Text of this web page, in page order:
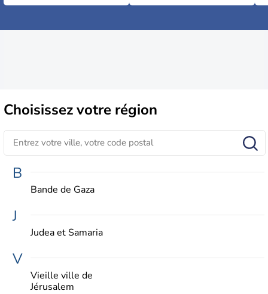
Choisissezvotre région
B
Bande de Gaza
J
Judea et Samaria
V
Vieille ville de
Jérusalem